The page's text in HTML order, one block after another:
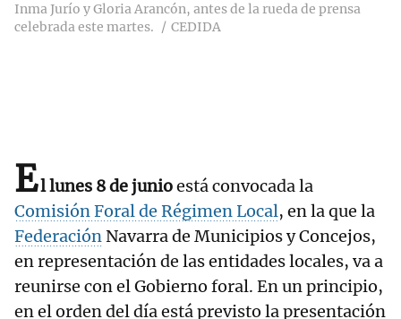
Inma Jurío y Gloria Arancón, antes de la rueda de prensa
celebrada este martes.
CEDIDA
El lunes 8 de junioestá convocada la
Comisión Foral de Régimen Local, en la que la
Federación Navarra de Municipios y Concejos,
en representación de las entidades locales, va a
reunirse con el Gobierno foral. En un principio,
en el orden del día está previsto la presentación